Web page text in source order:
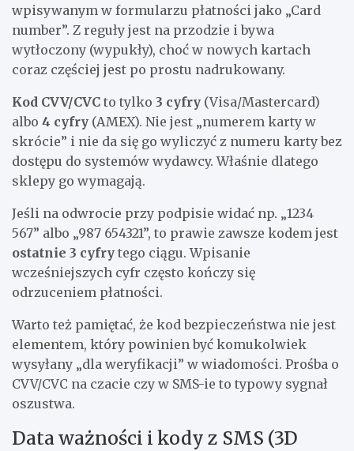
wpisywanym w formularzu płatności jako „Card
number”. Z reguły jest na przodzie i bywa
wytłoczony (wypukły), choć w nowych kartach
coraz częściej jest po prostu nadrukowany.
Kod CVV/CVC to tylko 3 cyfry (Visa/Mastercard)
albo 4 cyfry (AMEX). Nie jest „numerem karty w
skrócie” i nie da się go wyliczyć z numeru karty bez
dostępu do systemów wydawcy. Właśnie dlatego
sklepy go wymagają.
Jeśli na odwrocie przy podpisie widać np. „1234
567” albo „987 654321”, to prawie zawsze kodem jest
ostatnie 3 cyfry tego ciągu. Wpisanie
wcześniejszych cyfr często kończy się
odrzuceniem płatności.
Warto też pamiętać, że kod bezpieczeństwa nie jest
elementem, który powinien być komukolwiek
wysyłany „dla weryfikacji” w wiadomości. Prośba o
CVV/CVC na czacie czy w SMS-ie to typowy sygnał
oszustwa.
Data ważności i kody z SMS (3D